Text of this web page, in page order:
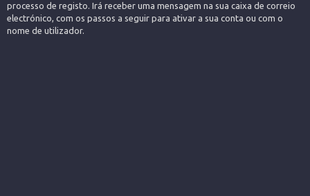
processo de registo. Irá receber uma mensagem na sua caixa de correio
electrónico, com os passos a seguir para ativar a sua conta ou com o
nome de utilizador.